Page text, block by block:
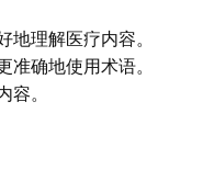
地理解医疗内容。
准确地使用术语。
容。